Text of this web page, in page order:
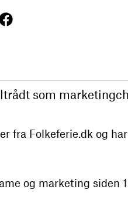
som
fra Folkeferie.dk og
og marketing siden